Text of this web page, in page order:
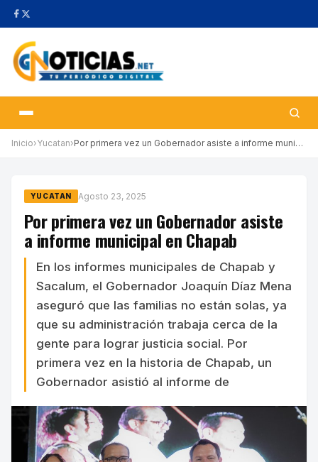
Inicio›Yucatan› Por primera vez un Gobernador asiste a informe municipal en Chap…
YUCATAN Agosto 23, 2025
Por primera vez un Gobernador asiste
a informe municipal en Chapab
En los informes municipales de Chapab y
Sacalum, el Gobernador Joaquín Díaz Mena
aseguró que las familias no están solas, ya
que su administración trabaja cerca de la
gente para lograr justicia social. Por
primera vez en la historia de Chapab, un
Gobernador asistió al informe de